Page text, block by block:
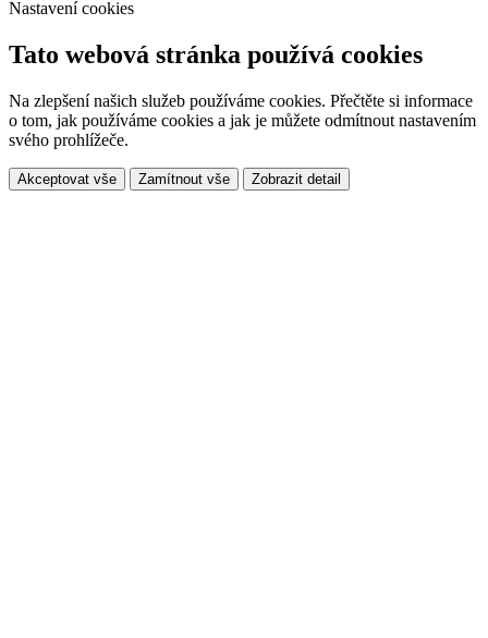
Nastavení cookies
Tato webová stránka používá cookies
Na zlepšení našich služeb používáme cookies. Přečtěte si informace
o tom, jak používáme cookies a jak je můžete odmítnout nastavením
svého prohlížeče.
Akceptovat vše Zamítnout vše Zobrazit detail